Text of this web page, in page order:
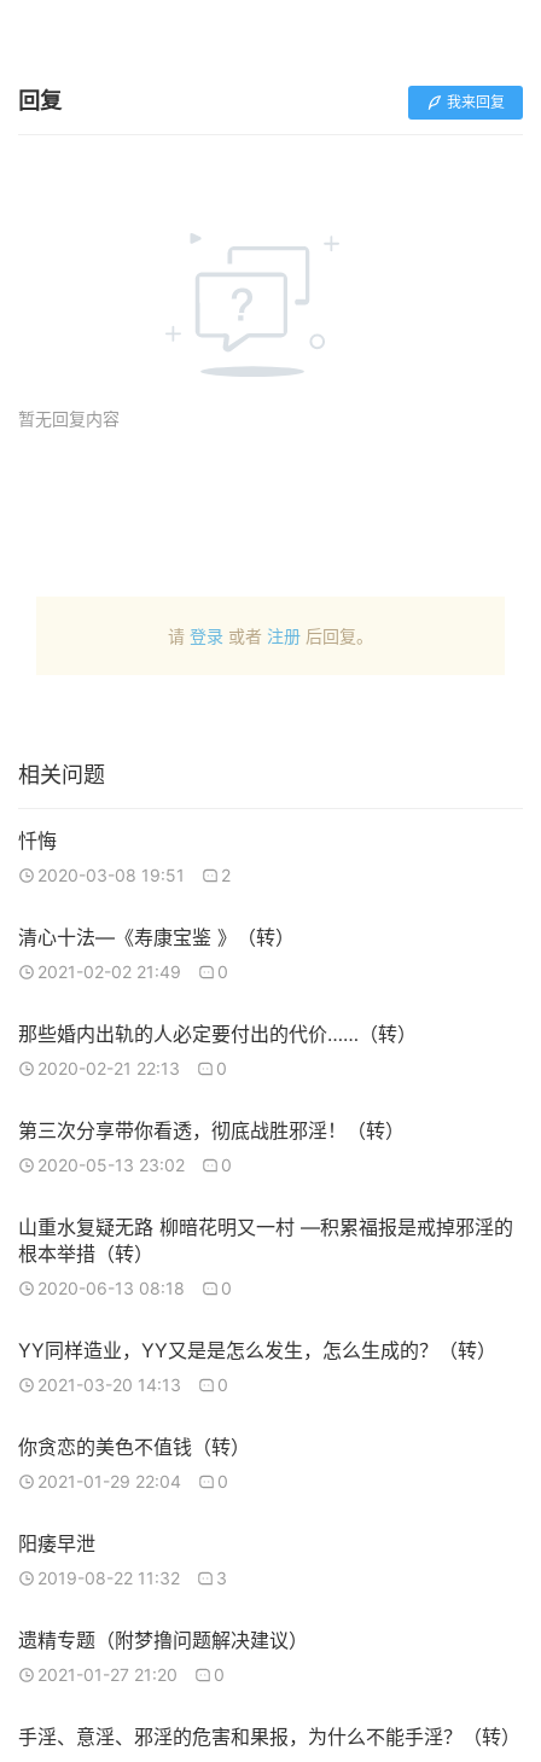
回复 我来回复
暂无回复内容
请 登录 或者 注册 后回复。
相关问题
忏悔
2020-03-08 19:51 2
清心十法—《寿康宝鉴 》（转）
2021-02-02 21:49 0
那些婚内出轨的人必定要付出的代价……（转）
2020-02-21 22:13 0
第三次分享带你看透，彻底战胜邪淫！（转）
2020-05-13 23:02 0
山重水复疑无路 柳暗花明又一村 —积累福报是戒掉邪淫的
根本举措（转）
2020-06-13 08:18 0
YY同样造业，YY又是是怎么发生，怎么生成的？（转）
2021-03-20 14:13 0
你贪恋的美色不值钱（转）
2021-01-29 22:04 0
阳痿早泄
2019-08-22 11:32 3
遗精专题（附梦撸问题解决建议）
2021-01-27 21:20 0
手淫、意淫、邪淫的危害和果报，为什么不能手淫？（转）